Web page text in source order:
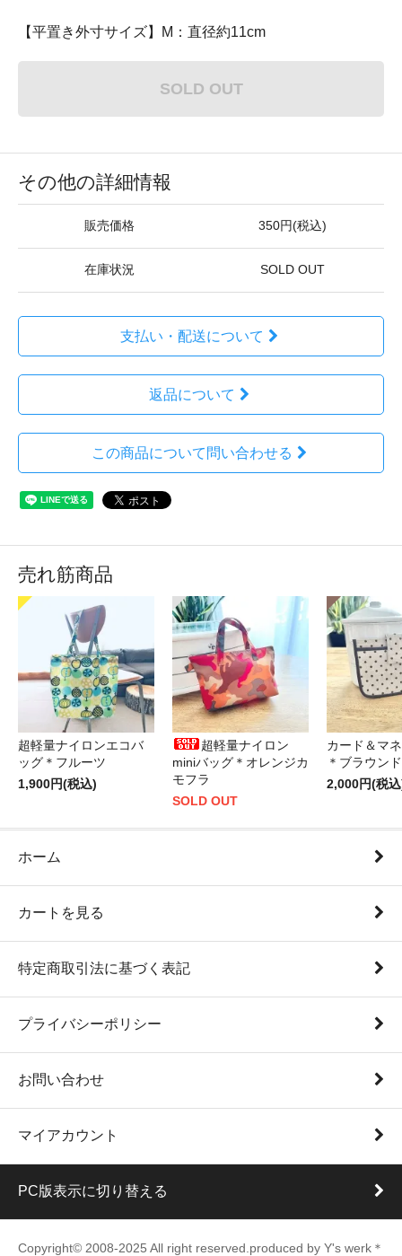
【平置き外寸サイズ】M：直径約11cm
SOLD OUT
その他の詳細情報
販売価格 350円(税込)
在庫状況 SOLD OUT
支払い・配送について
返品について
この商品について問い合わせる
売れ筋商品
超軽量ナイロンエコバ
ッグ＊フルーツ
1,900円(税込)
超軽量ナイロン
miniバッグ＊オレンジカ
モフラ
SOLD OUT
カード＆マ
＊ブラウン
2,000円(税
ホーム
カートを見る
特定商取引法に基づく表記
プライバシーポリシー
お問い合わせ
マイアカウント
PC版表示に切り替える
Copyright© 2008-2025 All right reserved.produced by Y's werk＊